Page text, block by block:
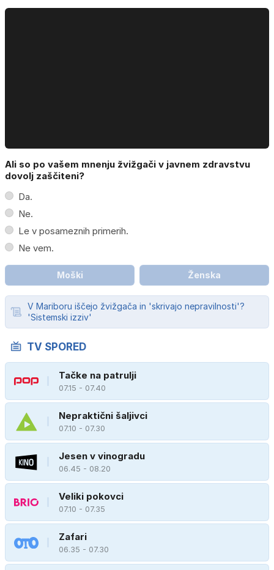
Ali so po vašem mnenju žvižgači v javnem zdravstvu
dovolj zaščiteni?
Da.
Ne.
Le v posameznih primerih.
Ne vem.
Moški Ženska
V Mariboru iščejo žvižgača in 'skrivajo nepravilnosti'?
'Sistemski izziv'
TV SPORED
Tačke na patrulji
07.15 - 07.40
Nepraktični šaljivci
07.10 - 07.30
Jesen v vinogradu
06.45 - 08.20
Veliki pokovci
07.10 - 07.35
Zafari
06.35 - 07.30